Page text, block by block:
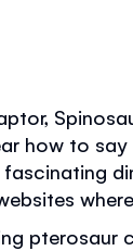
how to
fascinating
pterosaur